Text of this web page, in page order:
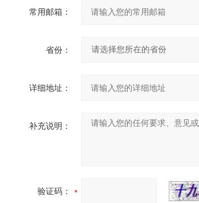
常用邮箱：
省份：
详细地址：
补充说明：
验证码：